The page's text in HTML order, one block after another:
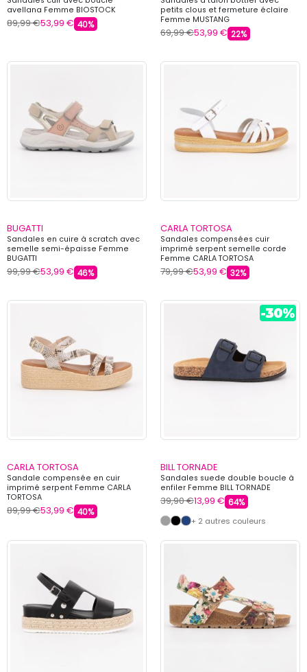
avellana Femme BIOSTOCK
89,99 €53,99 € 40%
petits clous et fermeture éclaire
Femme MUSTANG
69,99 €53,99 € 22%
BUGATTI
Sandales en cuire à scratch avec
semelle semi-épaisse Femme
BUGATTI
99,99 €53,99 € 46%
CARLA TORTOSA
Sandales compensées cuir
imprimé serpent semelle corde
Femme CARLA TORTOSA
79,99 €53,99 € 32%
CARLA TORTOSA
Sandale compensée en cuir
imprimé serpent Femme CARLA
TORTOSA
89,99 €53,99 € 40%
BILL TORNADE
Sandales suede double boucle à
enfiler Femme BILL TORNADE
39,90 €13,99 € 64%
+ 2 autres couleurs